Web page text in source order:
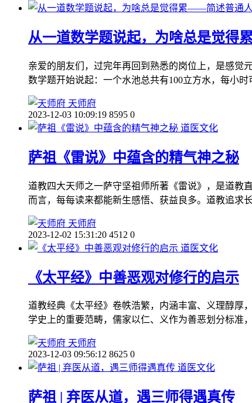
从一道数学题说起，为啥总是觉
亲爱的朋友们，过完年再回到熟悉的岗位上，是感觉
数学题开始说起：一个水池总共有100立方水，每小
天师府
2023-12-03 10:09:19 8595 0
道医文化
萨祖《雷说》中蕴含的精气神之秘
道教四大天师之一萨守坚祖师所著《雷说》，是道教
而言，每每读来都能新生感悟、获益良多。道教追求
天师府
2023-12-02 15:31:20 4512 0
道医文化
《太平经》中善恶观对修行的启示
道教经典《太平经》卷帙浩繁，内涵丰富、义理醇厚
学史上的重要范畴，儒家以仁、义作为善恶划分标准
天师府
2023-12-03 09:56:12 8625 0
道医文化
萨祖 | 弃医从道，遇三师得遇真传